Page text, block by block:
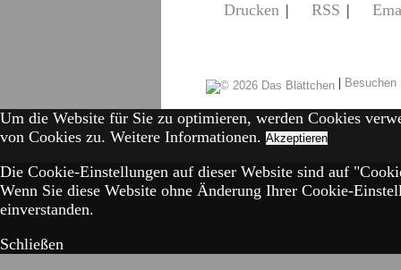
Drucken | RSS |
|
Um die Website für Sie zu optimieren, werden Cookies
von Cookies zu. Weitere Informationen. Akzeptieren
Die Cookie-Einstellungen auf dieser Website sind auf
Wenn Sie diese Website ohne Änderung Ihrer Cookie-
einverstanden.
Schließen